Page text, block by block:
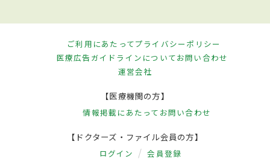
ご利用にあたってプライバシーポリシー
医療広告ガイドラインについてお問い合わせ
運営会社
【医療機関の方】
情報掲載にあたって お問い合わせ
【ドクターズ・ファイル会員の方】
ログイン 会員登録